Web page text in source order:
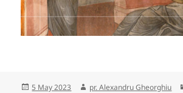
Posted
5 May 2023 Author
pr. Alexandru Gheorghiu